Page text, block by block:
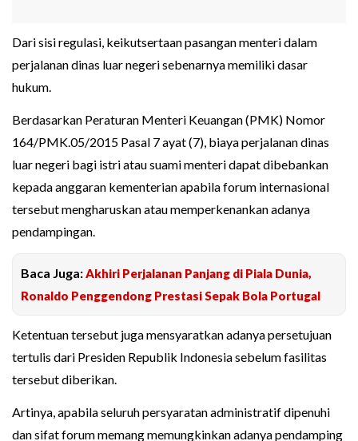
Dari sisi regulasi, keikutsertaan pasangan menteri dalam
perjalanan dinas luar negeri sebenarnya memiliki dasar
hukum.
Berdasarkan Peraturan Menteri Keuangan (PMK) Nomor
164/PMK.05/2015 Pasal 7 ayat (7), biaya perjalanan dinas
luar negeri bagi istri atau suami menteri dapat dibebankan
kepada anggaran kementerian apabila forum internasional
tersebut mengharuskan atau memperkenankan adanya
pendampingan.
Baca Juga:Akhiri Perjalanan Panjang di Piala Dunia,
Ronaldo Penggendong Prestasi Sepak Bola Portugal
Ketentuan tersebut juga mensyaratkan adanya persetujuan
tertulis dari Presiden Republik Indonesia sebelum fasilitas
tersebut diberikan.
Artinya, apabila seluruh persyaratan administratif dipenuhi
dan sifat forum memang memungkinkan adanya pendamping